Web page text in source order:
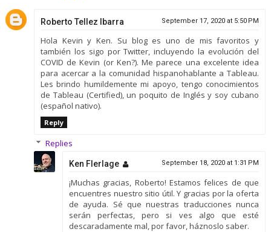
Roberto Tellez Ibarra September 17, 2020 at 5:50 PM
Hola Kevin y Ken. Su blog es uno de mis favoritos y
también los sigo por Twitter, incluyendo la evolución del
COVID de Kevin (or Ken?). Me parece una excelente idea
para acercar a la comunidad hispanohablante a Tableau.
Les brindo humildemente mi apoyo, tengo conocimientos
de Tableau (Certified), un poquito de Inglés y soy cubano
(español nativo).
Reply
Replies
Ken Flerlage September 18, 2020 at 1:31 PM
¡Muchas gracias, Roberto! Estamos felices de que
encuentres nuestro sitio útil. Y gracias por la oferta
de ayuda. Sé que nuestras traducciones nunca
serán perfectas, pero si ves algo que esté
descaradamente mal, por favor, háznoslo saber.